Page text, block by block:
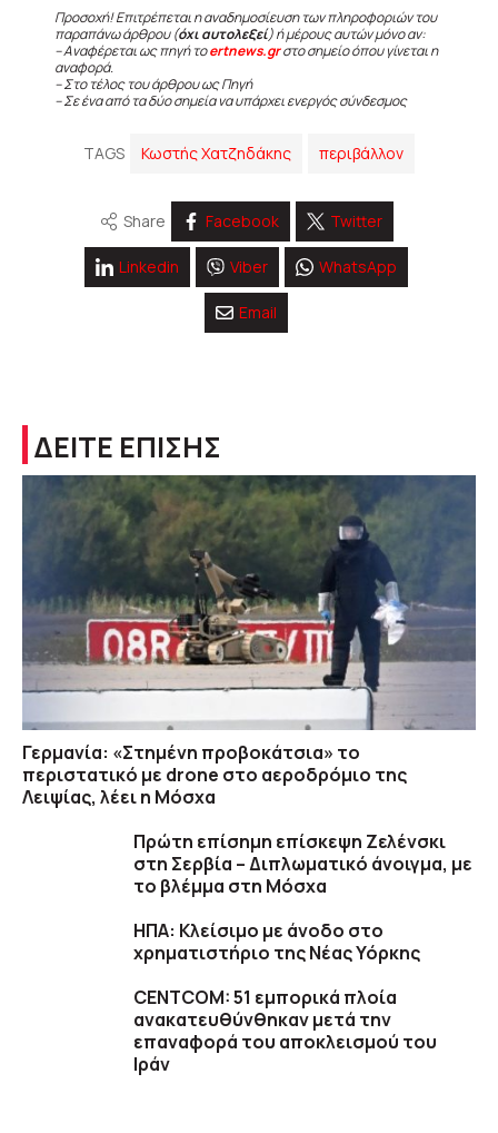
Προσοχή! Επιτρέπεται η αναδημοσίευση των πληροφοριών του
παραπάνω άρθρου (όχι αυτολεξεί) ή μέρους αυτών μόνο αν:
– Αναφέρεται ως πηγή τοertnews.grστο σημείο όπου γίνεται η
αναφορά.
– Στο τέλος του άρθρου ως Πηγή
– Σε ένα από τα δύο σημεία να υπάρχει ενεργός σύνδεσμος
TAGS Κωστής Χατζηδάκης περιβάλλον
Share Facebook Twitter
Linkedin Viber WhatsApp
Email
ΔΕΙΤΕ ΕΠΙΣΗΣ
Γερμανία: «Στημένη προβοκάτσια» το
περιστατικό με drone στο αεροδρόμιο της
Λειψίας, λέει η Μόσχα
Πρώτη επίσημη επίσκεψη Ζελένσκι
στη Σερβία – Διπλωματικό άνοιγμα, με
το βλέμμα στη Μόσχα
ΗΠΑ: Κλείσιμο με άνοδο στο
χρηματιστήριο της Νέας Υόρκης
CENTCOM: 51 εμπορικά πλοία
ανακατευθύνθηκαν μετά την
επαναφορά του αποκλεισμού του
Ιράν